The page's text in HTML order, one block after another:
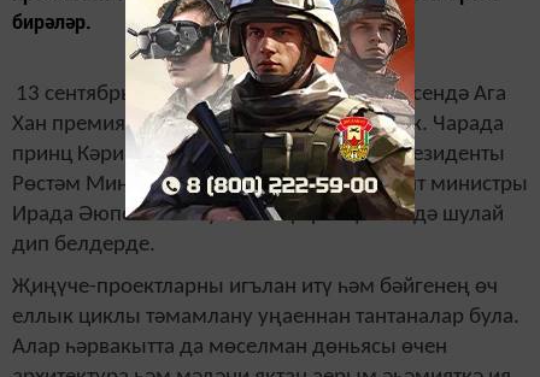
бирәләр.
13 сентябрьдә Казанда архитектура өлкәсендә Ага
Хан премиясен тапшыру тантанасы узачак. Чарада
принц Кәрим Ага Хан IV һәм Татарстан Президенты
Рөстәм Миңнеханов катнаша. ТР мәдәният министры
Ирада Әюпова матбугат конференциясендә шулай
дип белдерде.
Җиңүче-проектларны игълан итү һәм бәйгенең өч
еллык циклы тәмамлану уңаеннан тантаналар була.
Алар һәрвакытта да мөселман дөньясы өчен